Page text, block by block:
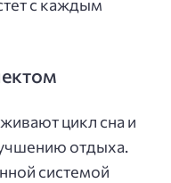
с каждым
цикл сна и
отдыха.
системой